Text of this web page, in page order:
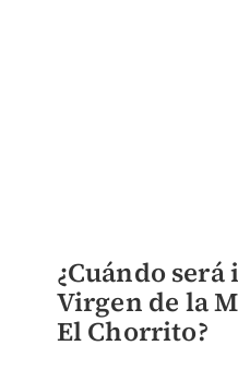
¿Cuándo
Virgen de la
El Chorrito?